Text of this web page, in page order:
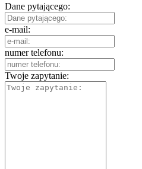
Dane pytającego:
e-mail:
numer telefonu:
Twoje zapytanie: